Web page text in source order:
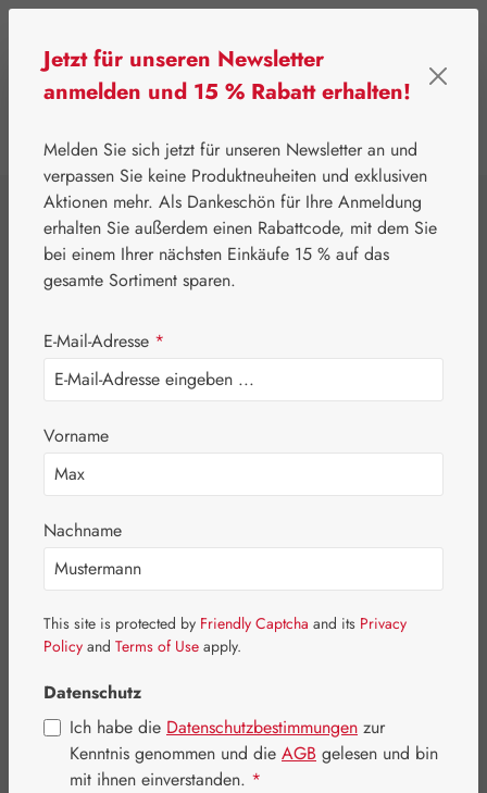
⌂ Leitner Lifecare
Blütenessenzen
Australian Bush Flowers Essences®
Men's Essence
Tropfen
Bildergalerie überspringen
Jetzt für unseren Newsletter
anmelden und 15 % Rabatt erhalten!
Melden Sie sich jetzt für unseren Newsletter an und
verpassen Sie keine Produktneuheiten und exklusiven
Aktionen mehr. Als Dankeschön für Ihre Anmeldung
erhalten Sie außerdem einen Rabattcode, mit dem Sie
bei einem Ihrer nächsten Einkäufe 15 % auf das
gesamte Sortiment sparen.
E-Mail-Adresse *
Vorname
Nachname
This site is protected by Friendly Captcha and its Privacy
Policy and Terms of Use apply.
Datenschutz
Ich habe die Datenschutzbestimmungen zur
Kenntnis genommen und die AGB gelesen und bin
mit ihnen einverstanden. *